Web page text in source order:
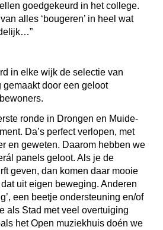
goedgekeurd in het college.
alles ‘bougeren’ in heel wat
in elke wijk de selectie van
door een geloot
ronde in Drongen en Muide-
Da’s perfect verlopen, met
en geweten. Daarom hebben we
panels geloot. Als je de
geven, dan komen daar mooie
uit eigen beweging. Anderen
een beetje ondersteuning en/of
als Stad met veel overtuiging
het Open muziekhuis doén we